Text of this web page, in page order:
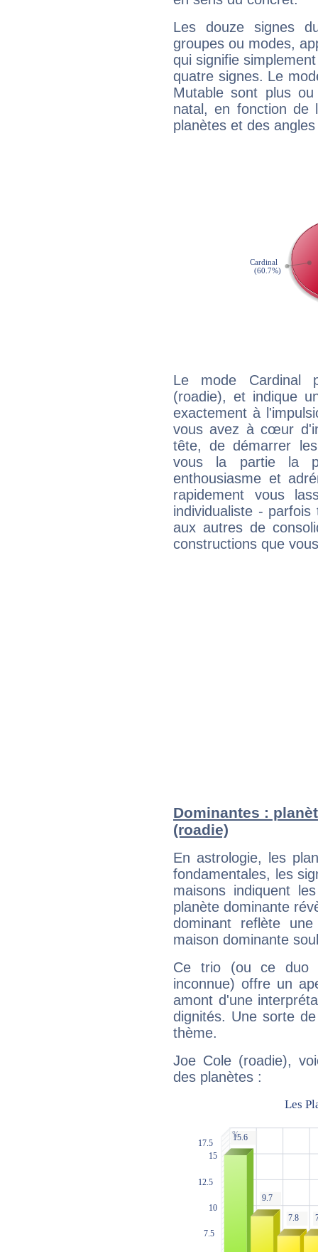
Les douze signes
groupes ou modes,
qui signifie
quatre signes. Le
Mutable sont plus
natal, en fonction de
planètes et des
Le mode Cardinal
(roadie), et indique
exactement à
vous avez à cœur
tête, de démarrer
vous la partie la
enthousiasme et
rapidement vous
individualiste -
aux autres de
constructions que
Dominantes :
(roadie)
En astrologie, les
fondamentales, les
maisons indiquent
planète dominante
dominant reflète
maison dominante
Ce trio (ou ce duo
inconnue) offre un
amont d'une
dignités. Une sorte
thème.
Joe Cole (roadie),
des planètes :